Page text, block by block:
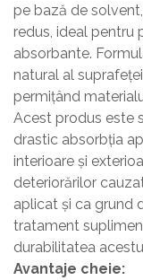
pe bază de
redus, ideal pentru
absorbante.
natural al
permițând
Acest produs este
drastic absorbția
interioare și
deteriorărilor
aplicat și ca grund
tratament
durabilitatea
Avantaje cheie: